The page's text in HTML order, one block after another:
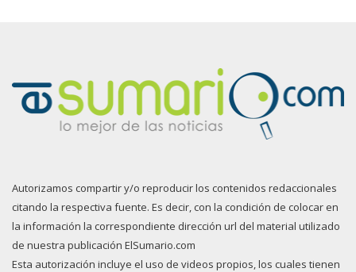
Autorizamos compartir y/o reproducir los contenidos redaccionales
citando la respectiva fuente. Es decir, con la condición de colocar en
la información la correspondiente dirección url del material utilizado
de nuestra publicación ElSumario.com
Esta autorización incluye el uso de videos propios, los cuales tienen